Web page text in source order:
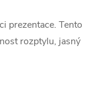
prezentace. Tento
rozptylu, jasný